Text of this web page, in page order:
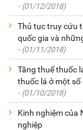
- (01/12/2018)
Thủ tục truy cứu
quốc gia và
- (01/11/2018)
Tăng thuế thuốc
thuốc lá ở một số
- (01/10/2018)
Kinh nghiệm của
nghiệp